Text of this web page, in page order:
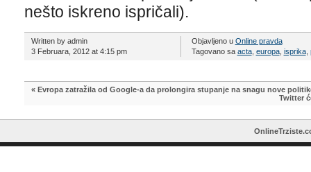
nešto iskreno ispričali).
Written by admin
3 Februara, 2012 at 4:15 pm
Objavljeno u Online pravda
Tagovano sa acta, europa, isprika,
« Evropa zatražila od Google-a da prolongira stupanje na snagu nove
Twitter